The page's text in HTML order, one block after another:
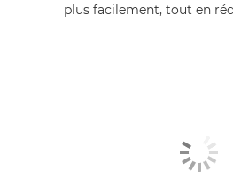
plus facilement, tout en